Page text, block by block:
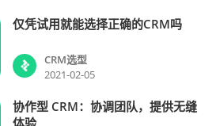
仅凭试用就能选择正确的CRM吗
CRM选型
2021-02-05
协作型 CRM：协调团队，提供无缝
体验